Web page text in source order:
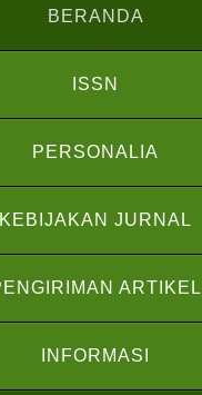
BERANDA
ISSN
PERSONALIA
KEBIJAKAN JURNAL
ARTIKEL
INFORMASI